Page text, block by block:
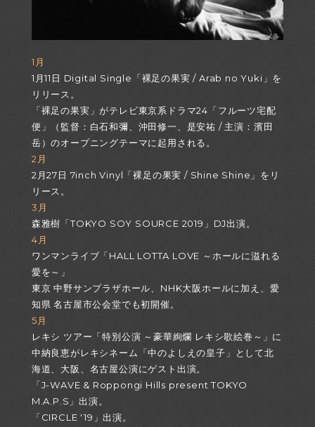
1月
1月11日 Digital Single「裸足の果実 / Arab no Yuki」を
リリース。
「裸足の果実」がテレビ東京系ドラマ24「フルーツ宅配
便」（監督：白石和彌、沖田修一、是安祐 / 主演：濱田
岳）のオープニングテーマに起用される。
2月
2月27日 7inch Vinyl「裸足の果実 / Shine Shine」をリ
リース。
3月
森雅樹「TOKYO SOY SOURCE 2019」DJ出演。
4月
ワンマンライブ「HALL LOTTA LOVE ～ホールに溢れる
愛を～」
東京 中野サンプラザホール、NHK大阪ホールに加え、愛
知県 名古屋市公会堂でも初開催。
5月
レキシ ツアー「特別公演 ～豪華絢爛 レキシ歌絵巻～」に
中納良恵がレキシネーム「中のよしえの皇子」として北
海道、大阪、名古屋公演にゲスト出演。
「J-WAVE & Roppongi Hills present TOKYO
M.A.P.S」出演。
「CIRCLE '19」出演。